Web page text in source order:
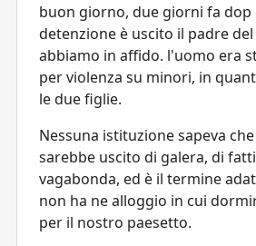
buon giorno, due giorni fa
detenzione è uscito il padre
abbiamo in affido. l'uomo era
per violenza su minori, in
le due figlie.
Nessuna istituzione sapeva
sarebbe uscito di galera, di
vagabonda, ed è il termine
non ha ne alloggio in cui
per il nostro paesetto.